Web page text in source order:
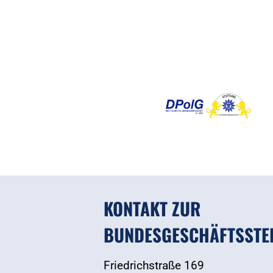
KONTAKT ZUR
Friedrichstraße 169